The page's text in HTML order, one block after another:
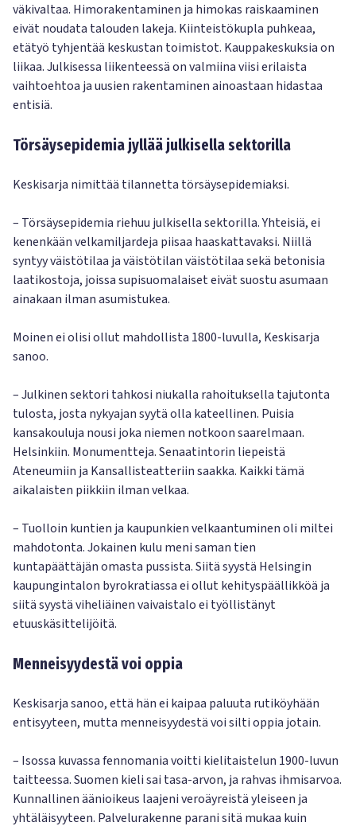
väkivaltaa. Himorakentaminen ja himokas raiskaaminen
eivät noudata talouden lakeja. Kiinteistökupla puhkeaa,
etätyö tyhjentää keskustan toimistot. Kauppakeskuksia on
liikaa. Julkisessa liikenteessä on valmiina viisi erilaista
vaihtoehtoa ja uusien rakentaminen ainoastaan hidastaa
entisiä.
Törsäysepidemia jyllää julkisella sektorilla
Keskisarja nimittää tilannetta törsäysepidemiaksi.
– Törsäysepidemia riehuu julkisella sektorilla. Yhteisiä, ei
kenenkään velkamiljardeja piisaa haaskattavaksi. Niillä
syntyy väistötilaa ja väistötilan väistötilaa sekä betonisia
laatikostoja, joissa supisuomalaiset eivät suostu asumaan
ainakaan ilman asumistukea.
Moinen ei olisi ollut mahdollista 1800-luvulla, Keskisarja
sanoo.
– Julkinen sektori tahkosi niukalla rahoituksella tajutonta
tulosta, josta nykyajan syytä olla kateellinen. Puisia
kansakouluja nousi joka niemen notkoon saarelmaan.
Helsinkiin. Monumentteja. Senaatintorin liepeistä
Ateneumiin ja Kansallisteatteriin saakka. Kaikki tämä
aikalaisten piikkiin ilman velkaa.
– Tuolloin kuntien ja kaupunkien velkaantuminen oli miltei
mahdotonta. Jokainen kulu meni saman tien
kuntapäättäjän omasta pussista. Siitä syystä Helsingin
kaupungintalon byrokratiassa ei ollut kehityspäällikköä ja
siitä syystä viheliäinen vaivaistalo ei työllistänyt
etuuskäsittelijöitä.
Menneisyydestä voi oppia
Keskisarja sanoo, että hän ei kaipaa paluuta rutiköyhään
entisyyteen, mutta menneisyydestä voi silti oppia jotain.
– Isossa kuvassa fennomania voitti kielitaistelun 1900-luvun
taitteessa. Suomen kieli sai tasa-arvon, ja rahvas ihmisarvoa.
Kunnallinen äänioikeus laajeni veroäyreistä yleiseen ja
yhtäläisyyteen. Palvelurakenne parani sitä mukaa kuin